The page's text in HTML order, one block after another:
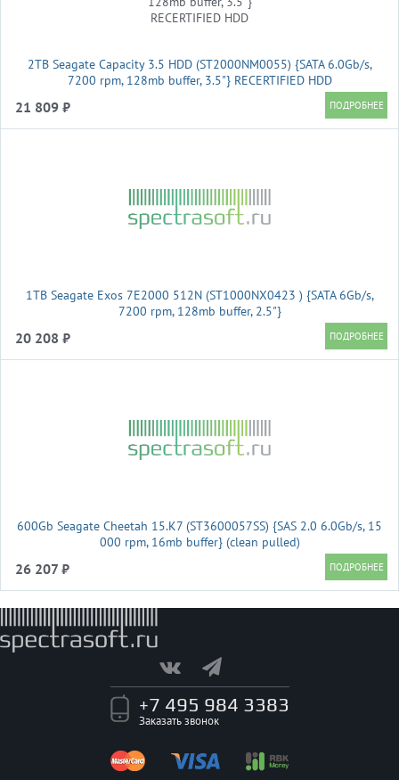
2TB Seagate Capacity 3.5 HDD (ST2000NM0055) {SATA 6.0Gb/s,
7200 rpm, 128mb buffer, 3.5"} RECERTIFIED HDD
21 809 ₽
1TB Seagate Exos 7E2000 512N (ST1000NX0423 ) {SATA 6Gb/s,
7200 rpm, 128mb buffer, 2.5"}
20 208 ₽
600Gb Seagate Cheetah 15.K7 (ST3600057SS) {SAS 2.0 6.0Gb/s, 15
000 rpm, 16mb buffer} (clean pulled)
26 207 ₽
+7 495 984 3383
Заказать звонок